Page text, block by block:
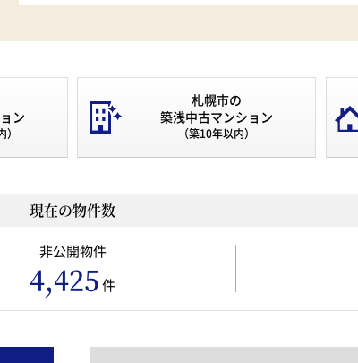
ン
札幌市の
築浅中古マンション
（築10年以内）
現在の物件数
非公開物件
4,425件